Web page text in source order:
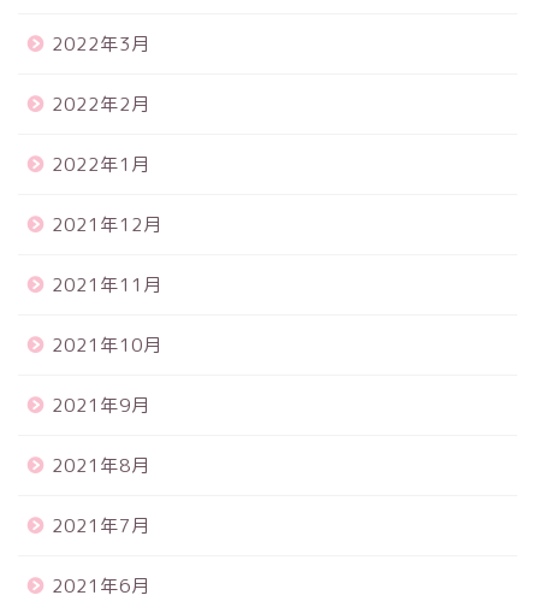
2022年3月
2022年2月
2022年1月
2021年12月
2021年11月
2021年10月
2021年9月
2021年8月
2021年7月
2021年6月